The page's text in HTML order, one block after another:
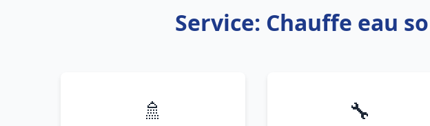
Service: Chauffe eau
🚿 🔧